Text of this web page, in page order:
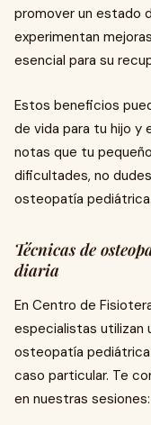
promover un estado
experimentan
esencial para su
Estos beneficios
de vida para tu hijo y
notas que tu
dificultades, no
osteopatía pediátrica.
Técnicas de
diaria
En Centro de
especialistas utilizan
osteopatía pediátrica
caso particular. Te
en nuestras sesiones: